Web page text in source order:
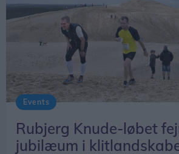
Events
Rubjerg Knude-løbet
jubilæum i